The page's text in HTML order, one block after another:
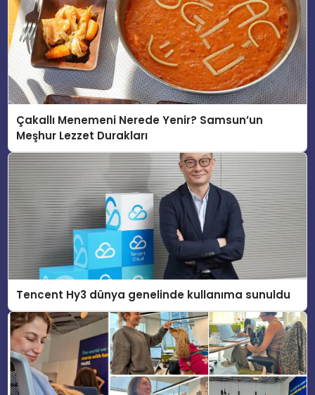
Çakallı Menemeni Nerede Yenir? Samsun’un
Meşhur Lezzet Durakları
Tencent Hy3 dünya genelinde kullanıma sunuldu